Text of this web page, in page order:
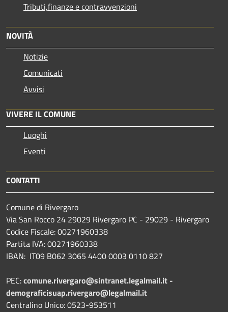
Tributi,finanze e contravvenzioni
NOVITÀ
Notizie
Comunicati
Avvisi
VIVERE IL COMUNE
Luoghi
Eventi
CONTATTI
Comune di Rivergaro
Via San Rocco 24 29029 Rivergaro PC - 29029 - Rivergaro
Codice Fiscale: 00271960338
Partita IVA: 00271960338
IBAN: IT09 B062 3065 4400 0003 0110 827
PEC:comune.rivergaro@sintranet.legalmail.it -
demograficisuap.rivergaro@legalmail.it
Centralino Unico: 0523-953511